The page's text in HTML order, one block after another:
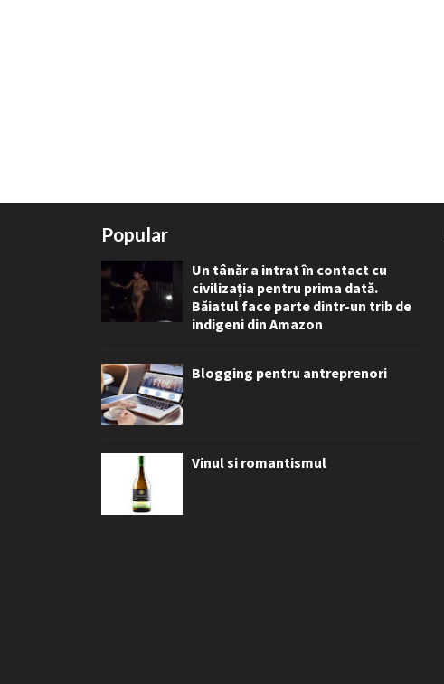
Popular
Un tânăr a intrat în contact cu
civilizația pentru prima dată.
Băiatul face parte dintr-un trib de
indigeni din Amazon
Blogging pentru antreprenori
Vinul si romantismul